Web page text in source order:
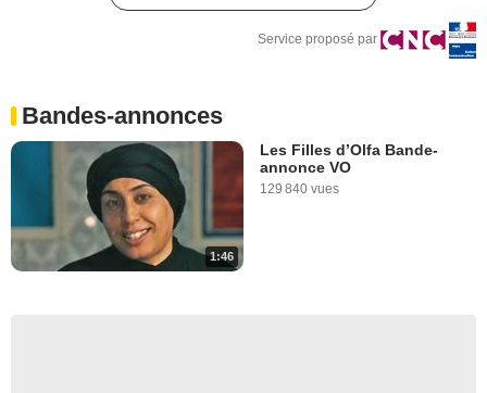
Service proposé par
Bandes-annonces
1:46
Les Filles d’Olfa Bande-
annonce VO
129 840 vues